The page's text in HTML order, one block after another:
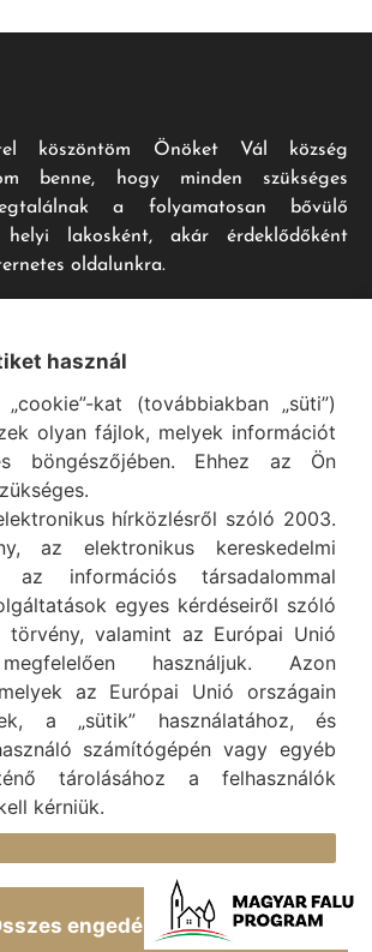
köszöntöm Önöket Vál község
benne, hogy minden szükséges
a folyamatosan bővülő
lakosként, akár érdeklődőként
oldalunkra.
hivatalos honlapja
© 1996 - 2020
2-07
Tamás polgármester
Vajda János utca 2.
411
használ
„cookie”-kat (továbbiakban „süti”)
olyan fájlok, melyek információt
böngészőjében. Ehhez az Ön
hírközlésről szóló 2003.
az elektronikus kereskedelmi
az információs társadalommal
egyes kérdéseiről szóló
törvény, valamint az Európai Unió
használjuk. Azon
az Európai Unió országain
a „sütik” használatához, és
számítógépén vagy egyéb
tárolásához a felhasználók
kérniük.
engedélyezése